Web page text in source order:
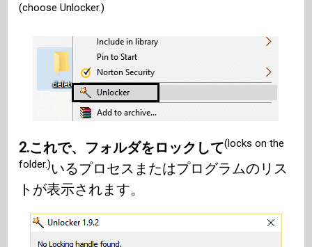
(choose Unlocker.)
2.これで、フォルダをロックして(locks on the
folder.)いるプロセスまたはプログラムのリス
トが表示されます。